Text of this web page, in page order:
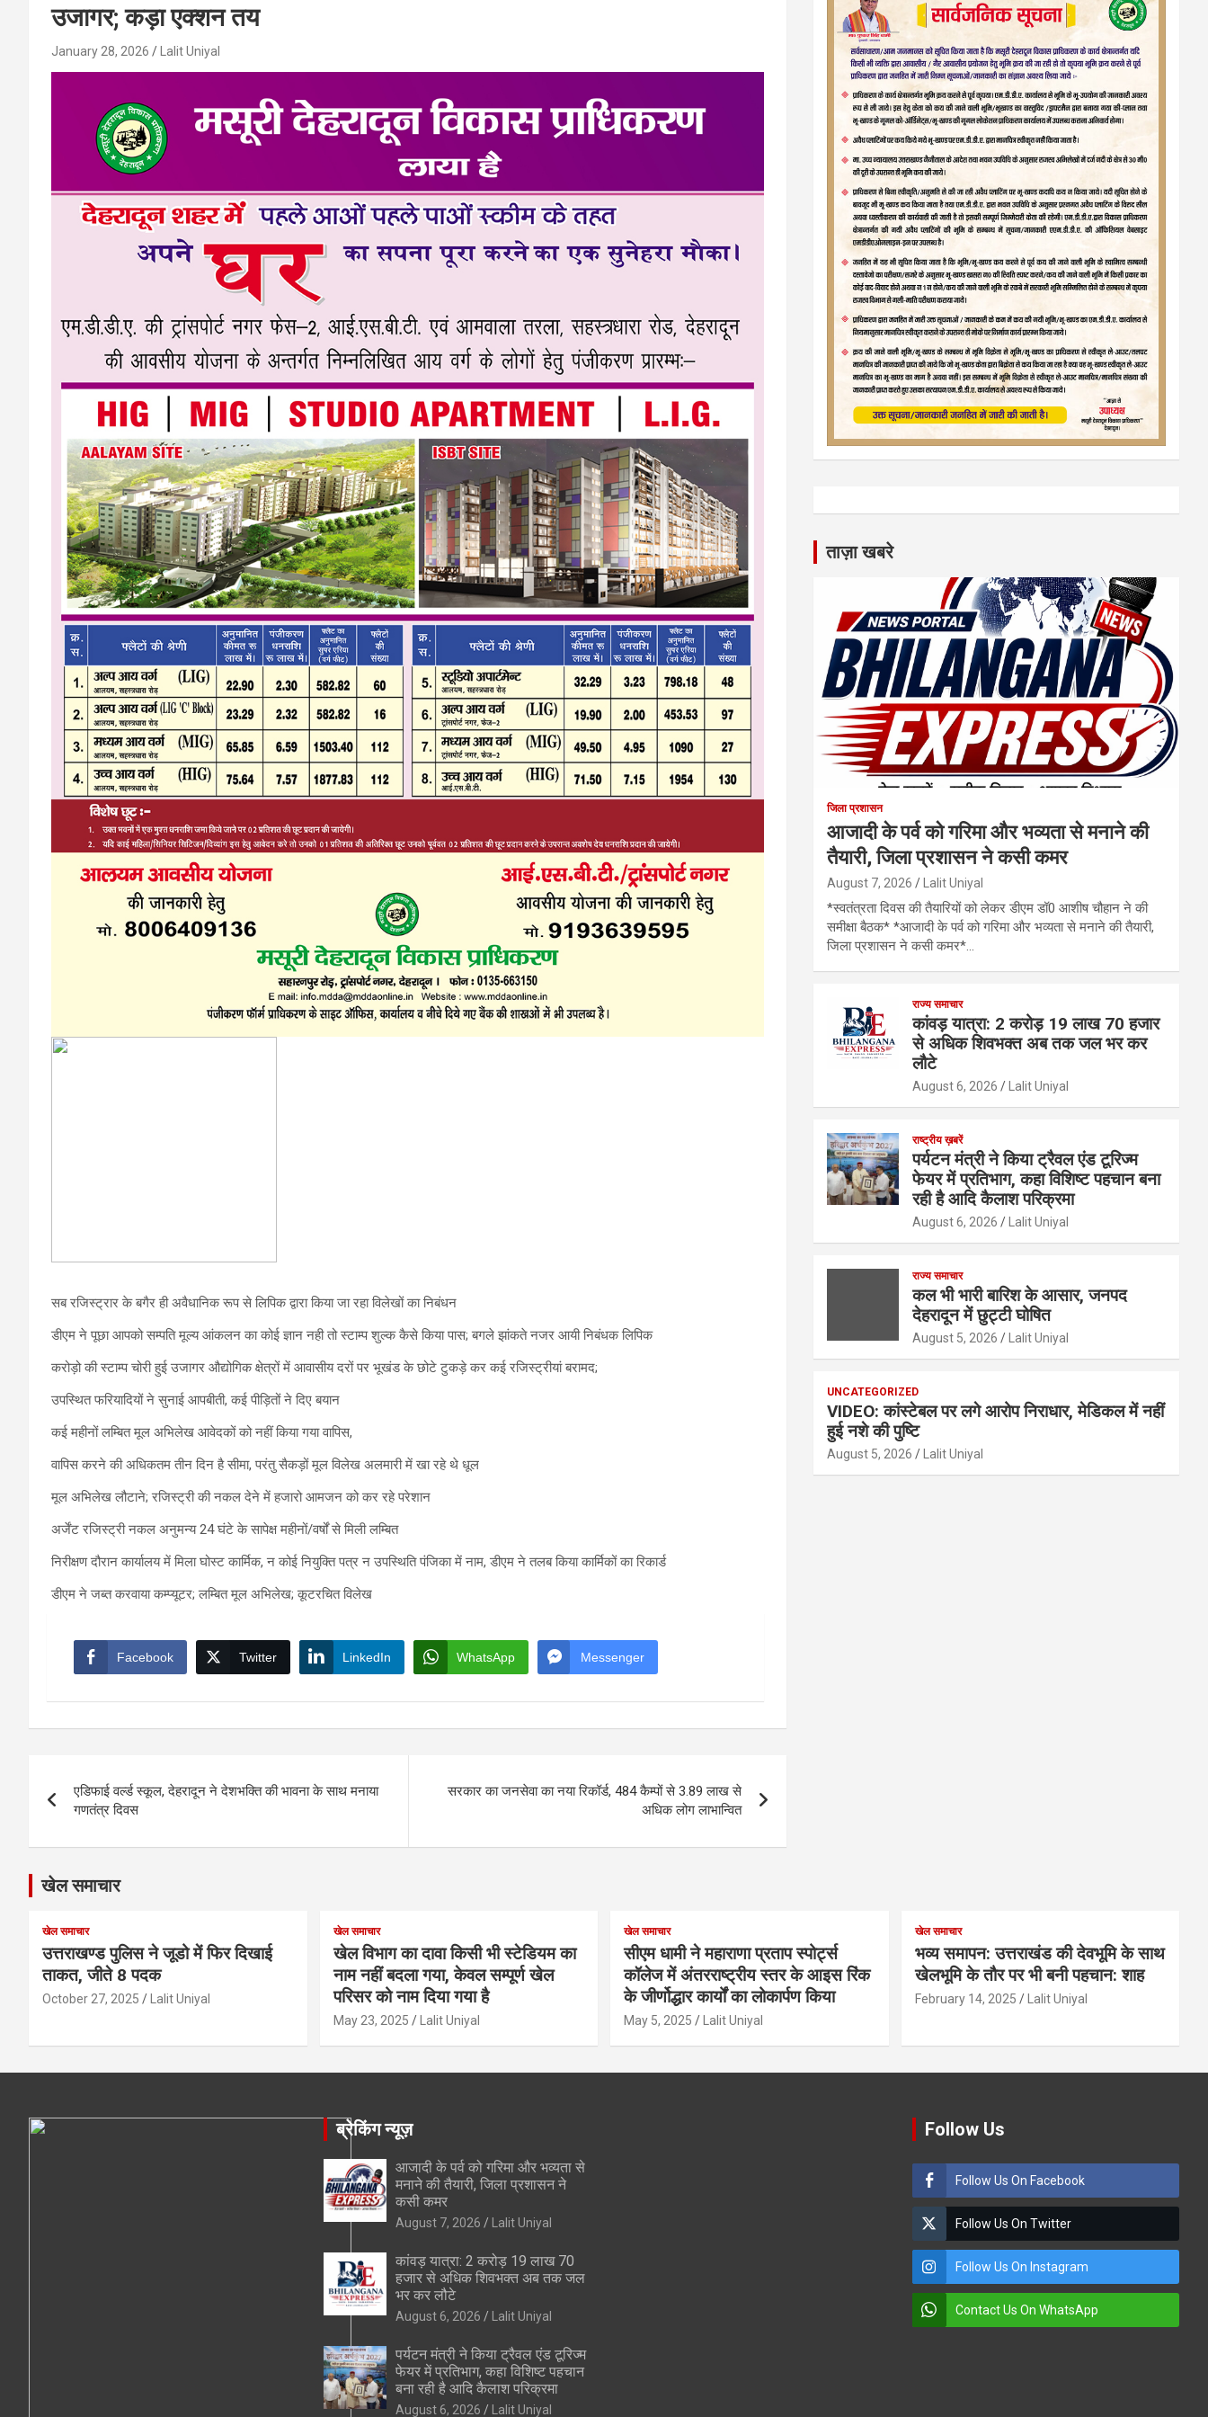
उजागर; कड़ा एक्शन तय
January 28, 2026 Lalit Uniyal
सब रजिस्ट्रार के बगैर ही अवैधानिक रूप से लिपिक द्वारा किया जा रहा विलेखों का निबंधन
डीएम ने पूछा आपको सम्पति मूल्य आंकलन का कोई ज्ञान नही तो स्टाम्प शुल्क कैसे किया पास; बगले झांकते नजर आयी निबंधक लिपिक
करोड़ो की स्टाम्प चोरी हुई उजागर औद्योगिक क्षेत्रों में आवासीय दरों पर भूखंड के छोटे टुकड़े कर कई रजिस्ट्रीयां बरामद;
उपस्थित फरियादियों ने सुनाई आपबीती, कई पीड़ितों ने दिए बयान
कई महीनों लम्बित मूल अभिलेख आवेदकों को नहीं किया गया वापिस,
वापिस करने की अधिकतम तीन दिन है सीमा, परंतु सैकड़ों मूल विलेख अलमारी में खा रहे थे धूल
मूल अभिलेख लौटाने; रजिस्ट्री की नकल देने में हजारो आमजन को कर रहे परेशान
अर्जेंट रजिस्ट्री नकल अनुमन्य 24 घंटे के सापेक्ष महीनों/वर्षों से मिली लम्बित
निरीक्षण दौरान कार्यालय में मिला घोस्ट कार्मिक, न कोई नियुक्ति पत्र न उपस्थिति पंजिका में नाम, डीएम ने तलब किया कार्मिकों का रिकार्ड
डीएम ने जब्त करवाया कम्प्यूटर; लम्बित मूल अभिलेख; कूटरचित विलेख
Facebook Twitter LinkedIn WhatsApp Messenger
navigation
एडिफाई वर्ल्ड स्कूल, देहरादून ने देशभक्ति की भावना के साथ मनाया
गणतंत्र दिवस
सरकार का जनसेवा का नया रिकॉर्ड, 484 कैम्पों से 3.89 लाख से
अधिक लोग लाभान्वित
ताज़ा खबरे
जिला प्रशासन
आजादी के पर्व को गरिमा और भव्यता से मनाने की
तैयारी, जिला प्रशासन ने कसी कमर
August 7, 2026 Lalit Uniyal
*स्वतंत्रता दिवस की तैयारियों को लेकर डीएम डॉ0 आशीष चौहान ने की
समीक्षा बैठक* *आजादी के पर्व को गरिमा और भव्यता से मनाने की तैयारी,
जिला प्रशासन ने कसी कमर*…
राज्य समाचार
कांवड़ यात्रा: 2 करोड़ 19 लाख 70 हजार
से अधिक शिवभक्त अब तक जल भर कर
लौटे
August 6, 2026 Lalit Uniyal
राष्ट्रीय ख़बरें
पर्यटन मंत्री ने किया ट्रैवल एंड टूरिज्म
फेयर में प्रतिभाग, कहा विशिष्ट पहचान बना
रही है आदि कैलाश परिक्रमा
August 6, 2026 Lalit Uniyal
राज्य समाचार
कल भी भारी बारिश के आसार, जनपद
देहरादून में छुट्टी घोषित
August 5, 2026 Lalit Uniyal
UNCATEGORIZED
VIDEO: कांस्टेबल पर लगे आरोप निराधार, मेडिकल में नहीं
हुई नशे की पुष्टि
August 5, 2026 Lalit Uniyal
खेल समाचार
खेल समाचार
उत्तराखण्ड पुलिस ने जूडो में फिर दिखाई
ताकत, जीते 8 पदक
October 27, 2025 Lalit Uniyal
खेल समाचार
खेल विभाग का दावा किसी भी स्टेडियम का
नाम नहीं बदला गया, केवल सम्पूर्ण खेल
परिसर को नाम दिया गया है
May 23, 2025 Lalit Uniyal
खेल समाचार
सीएम धामी ने महाराणा प्रताप स्पोर्ट्स
कॉलेज में अंतरराष्ट्रीय स्तर के आइस रिंक
के जीर्णोद्धार कार्यों का लोकार्पण किया
May 5, 2025 Lalit Uniyal
खेल समाचार
भव्य समापन: उत्तराखंड की देवभूमि के साथ
खेलभूमि के तौर पर भी बनी पहचान: शाह
February 14, 2025 Lalit Uniyal
ब्रेकिंग न्यूज़
आजादी के पर्व को गरिमा और भव्यता से
मनाने की तैयारी, जिला प्रशासन ने
कसी कमर
August 7, 2026 Lalit Uniyal
कांवड़ यात्रा: 2 करोड़ 19 लाख 70
हजार से अधिक शिवभक्त अब तक जल
भर कर लौटे
August 6, 2026 Lalit Uniyal
पर्यटन मंत्री ने किया ट्रैवल एंड टूरिज्म
फेयर में प्रतिभाग, कहा विशिष्ट पहचान
बना रही है आदि कैलाश परिक्रमा
August 6, 2026 Lalit Uniyal
Follow Us
Follow Us On Facebook
Follow Us On Twitter
Follow Us On Instagram
Contact Us On WhatsApp